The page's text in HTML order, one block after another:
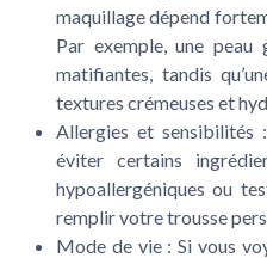
maquillage dépend
Par exemple, une peau
matifiantes, tandis
textures crémeuses et
Allergies et sensibilités
éviter certains
hypoallergéniques ou
remplir votre trousse
Mode de vie: Si vous